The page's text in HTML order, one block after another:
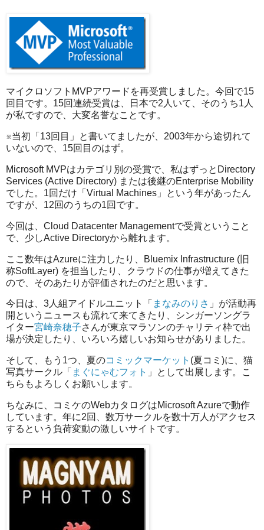
マイクロソフトMVPアワードを再受賞しました。今回で15
回目です。15回連続受賞は、日本で2人いて、そのうち1人
が私ですので、大変名誉なことです。
※当初「13回目」と書いてましたが、2003年から途切れて
いないので、15回目のはず。
Microsoft MVPはカテゴリ別の受賞で、私はずっとDirectory
Services (Active Directory) または後継のEnterprise Mobility
でした。1回だけ「Virtual Machines」という年があったん
ですが、12回のうちの1回です。
今回は、Cloud Datacenter Managementで受賞ということ
で、少しActive Directoryから離れます。
ここ数年はAzureに注力したり、Bluemix Infrastructure (旧
称SoftLayer) を担当したり、クラウドの仕事が増えてきた
ので、そのあたりが評価されたのだと思います。
今日は、3人組アイドルユニット「 まなみのりさ 」が活動再
開というニュースも流れて来てきたり、シンガーソングラ
イター宮崎奈穂子さんが東京マラソンのチャリティ枠で出
場が決定したり、いろいろ嬉しいお知らせがありました。
そして、もう1つ、夏のコミックマーケット (夏コミ)に、猫
写真サークル「 まぐにゃむフォト 」として出展します。こ
ちらもよろしくお願いします。
ちなみに、コミケのWebカタログはMicrosoft Azureで動作
しています。年に2回、数万サークルを数十万人がアクセス
するという負荷変動の激しいサイトです。